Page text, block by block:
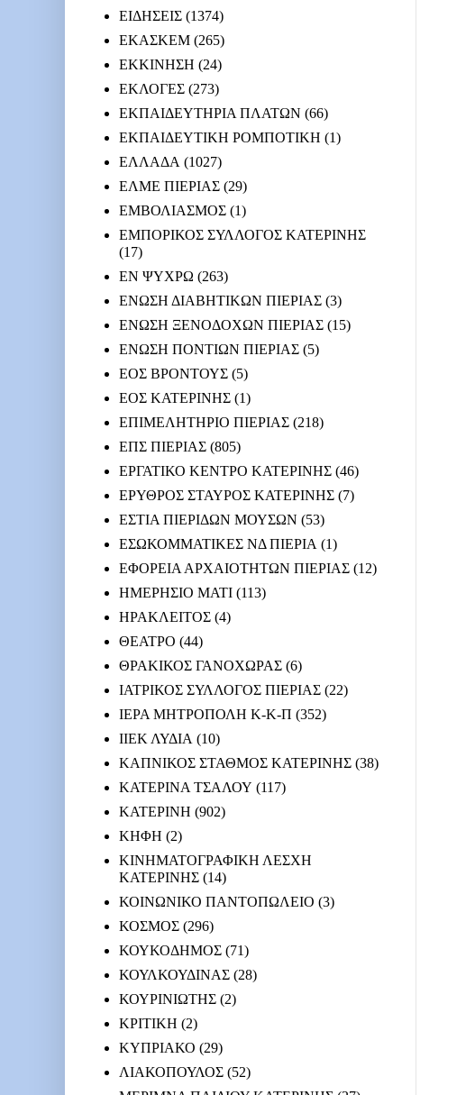
ΕΙΔΗΣΕΙΣ (1374)
ΕΚΑΣΚΕΜ (265)
ΕΚΚΙΝΗΣΗ (24)
ΕΚΛΟΓΕΣ (273)
ΕΚΠΑΙΔΕΥΤΗΡΙΑ ΠΛΑΤΩΝ (66)
ΕΚΠΑΙΔΕΥΤΙΚΗ ΡΟΜΠΟΤΙΚΗ (1)
ΕΛΛΑΔΑ (1027)
ΕΛΜΕ ΠΙΕΡΙΑΣ (29)
ΕΜΒΟΛΙΑΣΜΟΣ (1)
ΕΜΠΟΡΙΚΟΣ ΣΥΛΛΟΓΟΣ ΚΑΤΕΡΙΝΗΣ
(17)
ΕΝ ΨΥΧΡΩ (263)
ΕΝΩΣΗ ΔΙΑΒΗΤΙΚΩΝ ΠΙΕΡΙΑΣ (3)
ΕΝΩΣΗ ΞΕΝΟΔΟΧΩΝ ΠΙΕΡΙΑΣ (15)
ΕΝΩΣΗ ΠΟΝΤΙΩΝ ΠΙΕΡΙΑΣ (5)
ΕΟΣ ΒΡΟΝΤΟΥΣ (5)
ΕΟΣ ΚΑΤΕΡΙΝΗΣ (1)
ΕΠΙΜΕΛΗΤΗΡΙΟ ΠΙΕΡΙΑΣ (218)
ΕΠΣ ΠΙΕΡΙΑΣ (805)
ΕΡΓΑΤΙΚΟ ΚΕΝΤΡΟ ΚΑΤΕΡΙΝΗΣ (46)
ΕΡΥΘΡΟΣ ΣΤΑΥΡΟΣ ΚΑΤΕΡΙΝΗΣ (7)
ΕΣΤΙΑ ΠΙΕΡΙΔΩΝ ΜΟΥΣΩΝ (53)
ΕΣΩΚΟΜΜΑΤΙΚΕΣ ΝΔ ΠΙΕΡΙΑ (1)
ΕΦΟΡΕΙΑ ΑΡΧΑΙΟΤΗΤΩΝ ΠΙΕΡΙΑΣ (12)
ΗΜΕΡΗΣΙΟ ΜΑΤΙ (113)
ΗΡΑΚΛΕΙΤΟΣ (4)
ΘΕΑΤΡΟ (44)
ΘΡΑΚΙΚΟΣ ΓΑΝΟΧΩΡΑΣ (6)
ΙΑΤΡΙΚΟΣ ΣΥΛΛΟΓΟΣ ΠΙΕΡΙΑΣ (22)
ΙΕΡΑ ΜΗΤΡΟΠΟΛΗ Κ-Κ-Π (352)
ΙΙΕΚ ΛΥΔΙΑ (10)
ΚΑΠΝΙΚΟΣ ΣΤΑΘΜΟΣ ΚΑΤΕΡΙΝΗΣ (38)
ΚΑΤΕΡΙΝΑ ΤΣΑΛΟΥ (117)
ΚΑΤΕΡΙΝΗ (902)
ΚΗΦΗ (2)
ΚΙΝΗΜΑΤΟΓΡΑΦΙΚΗ ΛΕΣΧΗ
ΚΑΤΕΡΙΝΗΣ (14)
ΚΟΙΝΩΝΙΚΟ ΠΑΝΤΟΠΩΛΕΙΟ (3)
ΚΟΣΜΟΣ (296)
ΚΟΥΚΟΔΗΜΟΣ (71)
ΚΟΥΛΚΟΥΔΙΝΑΣ (28)
ΚΟΥΡΙΝΙΩΤΗΣ (2)
ΚΡΙΤΙΚΗ (2)
ΚΥΠΡΙΑΚΟ (29)
ΛΙΑΚΟΠΟΥΛΟΣ (52)